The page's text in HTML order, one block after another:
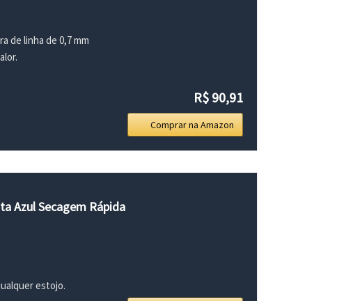
de linha de 0,7 mm
R$ 90,91
Comprar na Amazon
Azul Secagem Rápida
estojo.